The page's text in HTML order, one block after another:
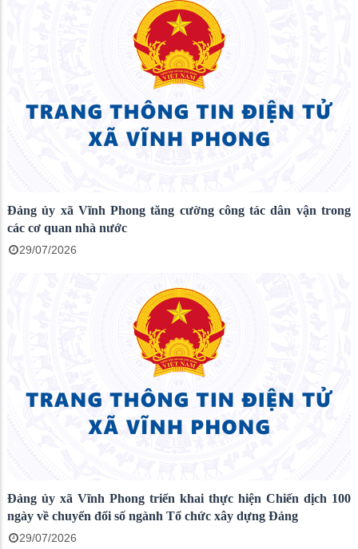
Đảng ủy xã Vĩnh Phong tăng cường công tác dân vận trong
các cơ quan nhà nước
29/07/2026
Đảng ủy xã Vĩnh Phong triển khai thực hiện Chiến dịch 100
ngày về chuyển đổi số ngành Tổ chức xây dựng Đảng
29/07/2026